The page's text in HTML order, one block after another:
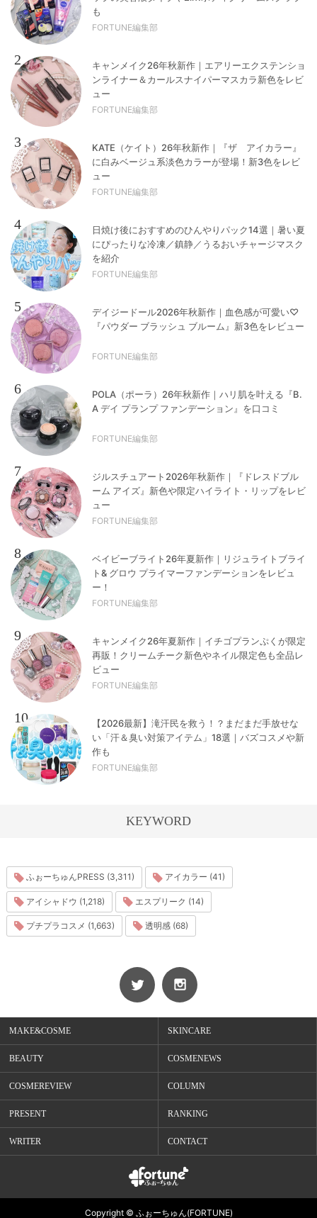
も
FORTUNE編集部
2
キャンメイク26年秋新作｜エアリーエクステンショ
ンライナー＆カールスナイパーマスカラ新色をレビ
ュー
FORTUNE編集部
3
KATE（ケイト）26年秋新作｜『ザ アイカラー』
に白みベージュ系淡色カラーが登場！新3色をレビ
ュー
FORTUNE編集部
4
日焼け後におすすめのひんやりパック14選｜暑い夏
にぴったりな冷凍／鎮静／うるおいチャージマスク
を紹介
FORTUNE編集部
5
デイジードール2026年秋新作｜血色感が可愛い♡
『パウダー ブラッシュ ブルーム』新3色をレビュー
FORTUNE編集部
6
POLA（ポーラ）26年秋新作｜ハリ肌を叶える『B.
A デイ プランプ ファンデーション』を口コミ
FORTUNE編集部
7
ジルスチュアート2026年秋新作｜『ドレスドブル
ーム アイズ』新色や限定ハイライト・リップをレビ
ュー
FORTUNE編集部
8
ベイビーブライト26年夏新作｜リジュライトブライ
ト& グロウ プライマーファンデーションをレビュ
ー！
FORTUNE編集部
9
キャンメイク26年夏新作｜イチゴプランぷくが限定
再販！クリームチーク新色やネイル限定色も全品レ
ビュー
FORTUNE編集部
10
【2026最新】滝汗民を救う！？まだまだ手放せな
い「汗＆臭い対策アイテム」18選｜バズコスメや新
作も
FORTUNE編集部
KEYWORD
ふぉーちゅんPRESS (3,311) アイカラー (41)
アイシャドウ (1,218) エスプリーク (14)
プチプラコスメ (1,663) 透明感 (68)
MAKE&COSME SKINCARE
BEAUTY COSMENEWS
COSMEREVIEW COLUMN
PRESENT RANKING
WRITER CONTACT
Copyright © ふぉーちゅん(FORTUNE)